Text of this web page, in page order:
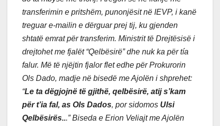
transferimin e pritshëm, punonjësit në IEVP, i kanë
treguar e-mailin e dërguar prej tij, ku gjenden
shtatë emrat për transferim. Ministrit të Drejtësisë i
drejtohet me fjalët “Qelbësirë” dhe nuk ka për tía
falur. Më të njëjtin fjalor flet edhe për Prokurorin
Ols Dado, madje në bisedë me Ajolën i shprehet:
“Le ta dëgjojnë të gjithë, qelbësirë, atij s’kam
për t’ia fal, as Ols Dados, por sidomos Ulsi
Qelbësirës...” Biseda e Erion Veliajt me Ajolën